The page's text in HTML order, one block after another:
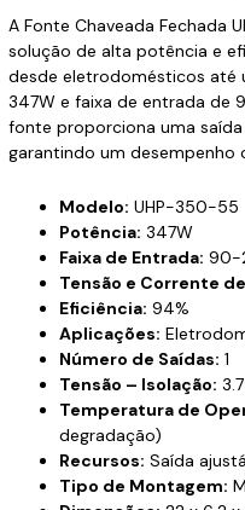
A Fonte Chaveada Fechada
solução de alta potência e
desde eletrodomésticos até
347W e faixa de entrada de
fonte proporciona uma
garantindo um desempenho
Modelo: UHP-350-55
Potência: 347W
Faixa de Entrada: 90-
Tensão e Corrente
Eficiência: 94%
Aplicações:
Número de Saídas: 1
Tensão – Isolação:
Temperatura de
degradação)
Recursos: Saída
Tipo de Montagem: